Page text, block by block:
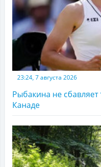
23:24, 7 августа 2026
Рыбакина не
Канаде